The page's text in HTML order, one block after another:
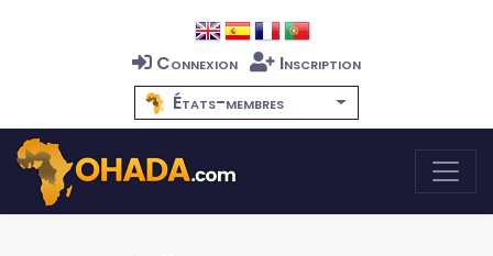
Connexion
Inscription
États-membres